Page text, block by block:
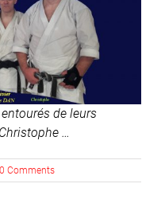
de leurs
…
0 Comments